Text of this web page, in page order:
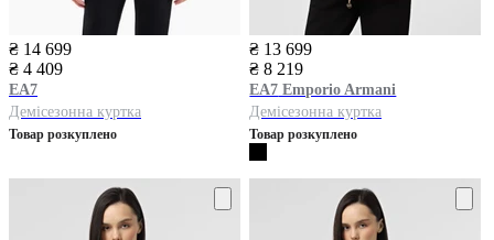
₴ 14 699
₴ 4 409
EA7
Демісезонна куртка
Товар розкуплено
₴ 13 699
₴ 8 219
EA7 Emporio Armani
Демісезонна куртка
Товар розкуплено